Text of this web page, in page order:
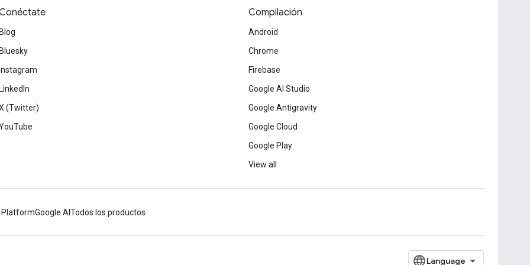
Blog
Bluesky
Instagram
LinkedIn
(Twitter)
Compilación
Android
Chrome
Firebase
Google AI Studio
Google Antigravity
Google Cloud
Google Play
View all
PlatformGoogle AI Todos los productos